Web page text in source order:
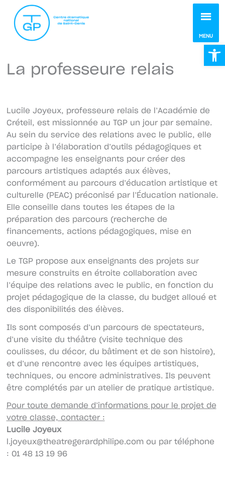
MENU
La professeure relais
Lucile Joyeux, professeure relais de l’Académie de
Créteil, est missionnée au TGP un jour par semaine.
Au sein du service des relations avec le public, elle
participe à l’élaboration d’outils pédagogiques et
accompagne les enseignants pour créer des
parcours artistiques adaptés aux élèves,
conformément au parcours d’éducation artistique et
culturelle (PEAC) préconisé par l’Éducation nationale.
Elle conseille dans toutes les étapes de la
préparation des parcours (recherche de
financements, actions pédagogiques, mise en
oeuvre).
Le TGP propose aux enseignants des projets sur
mesure construits en étroite collaboration avec
l’équipe des relations avec le public, en fonction du
projet pédagogique de la classe, du budget alloué et
des disponibilités des élèves.
Ils sont composés d’un parcours de spectateurs,
d’une visite du théâtre (visite technique des
coulisses, du décor, du bâtiment et de son histoire),
et d’une rencontre avec les équipes artistiques,
techniques, ou encore administratives. Ils peuvent
être complétés par un atelier de pratique artistique.
Pour toute demande d’informations pour le projet de
votre classe, contacter :
Lucile Joyeux
l.joyeux@theatregerardphilipe.comou par téléphone
: 01 48 13 19 96